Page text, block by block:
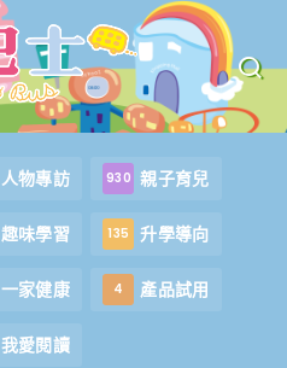
人物專訪 930 親子育兒
趣味學習 135 升學導向
一家健康 4 產品試用
我愛閱讀